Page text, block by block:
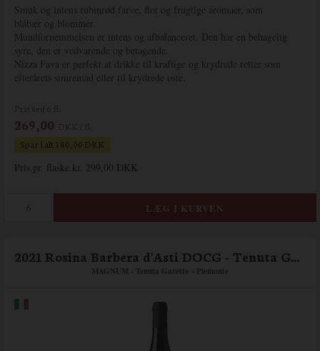
Smuk og intens rubinrød farve, flot og frugtige aromaer, som
blåbær og blommer.
Mundfornemmelsen er intens og afbalanceret. Den har en behagelig
syre, den er vedvarende og betagende.
Nizza Fava er perfekt at drikke til kraftige og krydrede retter som
efterårets simremad eller til krydrede oste.
269,00
Spar i alt 180,00 DKK
Pris pr. flaske kr. 299,00 DKK
2021 Rosina Barbera d'Asti DOCG - Tenuta Garetto
MAGNUM - Tenuta Garetto - Piemonte